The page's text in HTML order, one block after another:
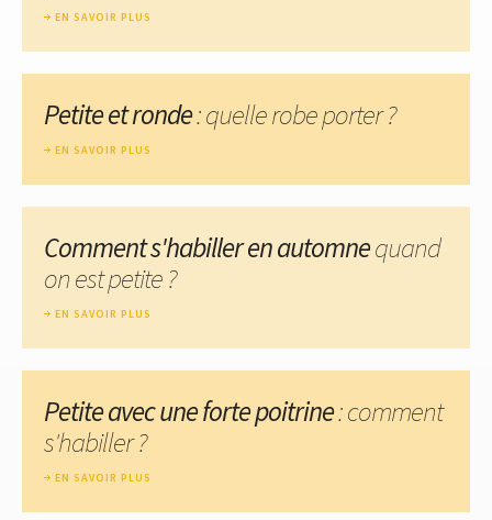
EN SAVOIR PLUS
Petite et ronde: quelle robe porter ?
EN SAVOIR PLUS
Comment s'habiller en automnequand
on est petite ?
EN SAVOIR PLUS
Petite avec une forte poitrine: comment
s'habiller ?
EN SAVOIR PLUS